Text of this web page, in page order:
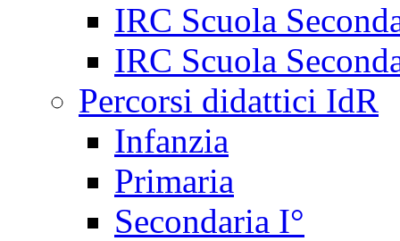
IRC Scuola
IRC Scuola
Percorsi didattici IdR
Infanzia
Primaria
Secondaria I°